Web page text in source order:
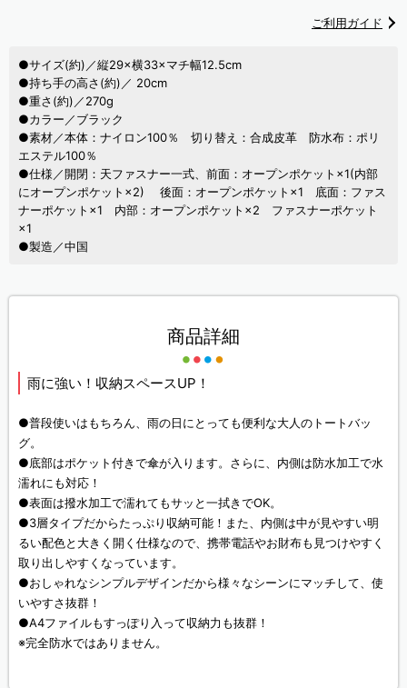
ご利用ガイド
●サイズ(約)／縦29×横33×マチ幅12.5cm
●持ち手の高さ(約)／ 20cm
●重さ(約)／270g
●カラー／ブラック
●素材／本体：ナイロン100％ 切り替え：合成皮革 防水布：ポリ
エステル100％
●仕様／開閉：天ファスナー一式、前面：オープンポケット×1(内部
にオープンポケット×2) 後面：オープンポケット×1 底面：ファス
ナーポケット×1 内部：オープンポケット×2 ファスナーポケット
×1
●製造／中国
商品詳細
雨に強い！収納スペースUP！
●普段使いはもちろん、雨の日にとっても便利な大人のトートバッ
グ。
●底部はポケット付きで傘が入ります。さらに、内側は防水加工で水
濡れにも対応！
●表面は撥水加工で濡れてもサッと一拭きでOK。
●3層タイプだからたっぷり収納可能！また、内側は中が見やすい明
るい配色と大きく開く仕様なので、携帯電話やお財布も見つけやすく
取り出しやすくなっています。
●おしゃれなシンプルデザインだから様々なシーンにマッチして、使
いやすさ抜群！
●A4ファイルもすっぽり入って収納力も抜群！
※完全防水ではありません。